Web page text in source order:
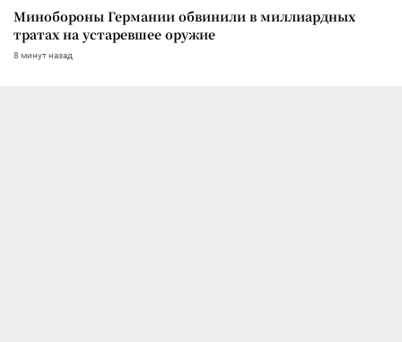
Минобороны Германии обвинили в миллиардных
тратах на устаревшее оружие
8 минут назад